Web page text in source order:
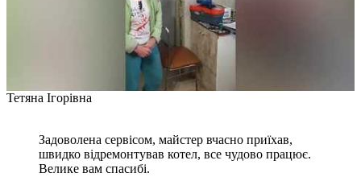
Тетяна Ігорівна
Задоволена сервісом, майстер вчасно приїхав,
швидко відремонтував котел, все чудово працює.
Велике вам спасибі.